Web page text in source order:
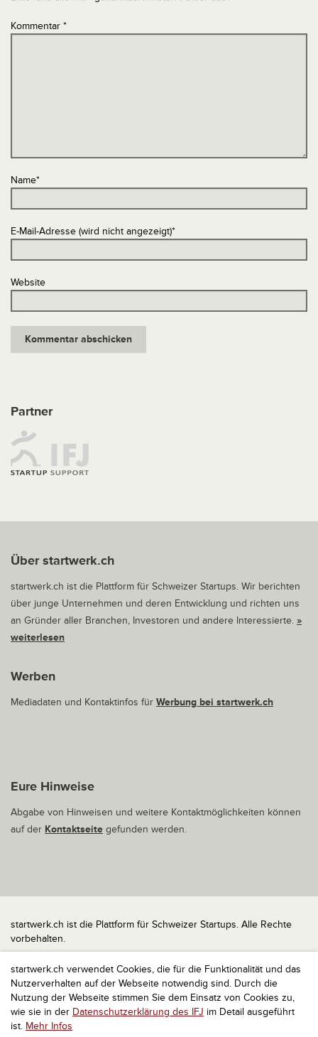
startwerk.ch verwendet Cookies, die für die Funktionalität und das
Nutzerverhalten auf der Webseite notwendig sind. Durch die
Nutzung der Webseite stimmen Sie dem Einsatz von Cookies zu,
wie sie in der Datenschutzerklärung des IFJ im Detail ausgeführt
ist. Mehr Infos
Kommentar *
Name*
E-Mail-Adresse (wird nicht angezeigt)*
Website
Partner
Über startwerk.ch
startwerk.ch ist die Plattform für Schweizer Startups. Wir berichten
über junge Unternehmen und deren Entwicklung und richten uns
an Gründer aller Branchen, Investoren und andere Interessierte. »
weiterlesen
Werben
Mediadaten und Kontaktinfos für Werbung bei startwerk.ch
Eure Hinweise
Abgabe von Hinweisen und weitere Kontaktmöglichkeiten können
auf der Kontaktseite gefunden werden.
startwerk.ch ist die Plattform für Schweizer Startups. Alle Rechte
vorbehalten.
Impressum
Kontakt
nach oben